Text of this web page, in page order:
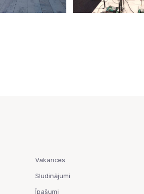
Vakances
Sludinājumi
Īpašumi